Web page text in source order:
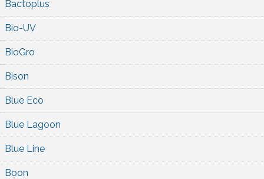
Bactoplus
Bio-UV
BioGro
Bison
Blue Eco
Blue Lagoon
Blue Line
Boon